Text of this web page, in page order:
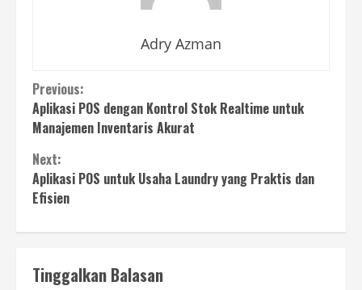
Adry Azman
Continue
Reading
Previous:
Aplikasi POS dengan Kontrol Stok Realtime untuk
Manajemen Inventaris Akurat
Next:
Aplikasi POS untuk Usaha Laundry yang Praktis dan
Efisien
Tinggalkan Balasan